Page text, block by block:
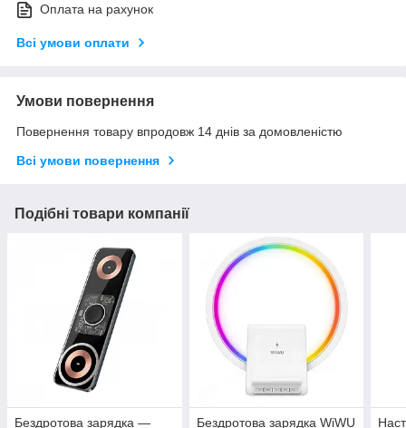
Оплата на рахунок
Всі умови оплати
Умови повернення
Повернення товару впродовж 14 днів за домовленістю
Всі умови повернення
Подібні товари компанії
Бездротова зарядка —
Бездротова зарядка WiWU